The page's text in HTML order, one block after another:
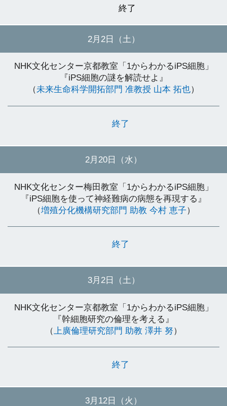
終了
2月2日（土）
NHK文化センター京都教室「1からわかるiPS細胞」
『iPS細胞の謎を解読せよ』
（未来生命科学開拓部門 准教授 山本 拓也）
終了
2月20日（水）
NHK文化センター梅田教室「1からわかるiPS細胞」
『iPS細胞を使って神経難病の病態を再現する』
（増殖分化機構研究部門 助教 今村 恵子）
終了
3月2日（土）
NHK文化センター京都教室「1からわかるiPS細胞」
『幹細胞研究の倫理を考える』
（
上廣倫理研究部門 助教 澤井 努）
終了
3月12日（火）